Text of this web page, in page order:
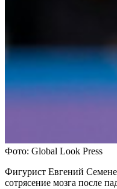
Фото: Global Look Press
Фигурист Евгений
сотрясение мозга после